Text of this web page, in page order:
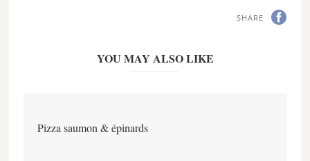
SHARE
YOU MAY ALSO LIKE
Pizza saumon & épinards